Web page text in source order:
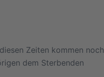
Zeiten kommen noch
dem Sterbenden